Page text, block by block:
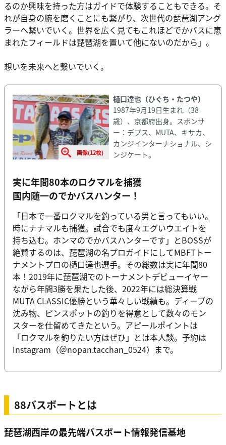
るのか興味を持った方はガイドで体験することもできる。そ
れが自身の腕を磨くことにも繋がり、次世代の琵琶湖アング
ラーへ繋いでいく。世界を広く見てもこれほどでかバスに恵
まれたフィールドは琵琶湖を置いて他にないのだから」。
想いを未来へと繋いでいく。
画像(12枚)
樋口達也（ひぐち・たつや）
1987年9月19日生まれ（38
歳）、京都府出身。スポンサ
ー：デプス、MUTA、キサカ、
カンジインターナショナル、シ
ンジケート。
実に年間80本のロクマルを捕獲
国内随一のでかバスハンター！
「日本で一番ロクマルを釣っている男と言ってもいい。
時にナナマルも捕獲。試合でも度々エグいウエイトを
持ち込む。ホンマのでかバスハンターです」とBOSSが
絶賛するのは、琵琶湖の名プロガイドにしてMBFTトー
ナメントプロの樋口達也選手。その総数は実に年間80
本！2019年に琵琶湖でのトーナメントデビューイヤー
ながら年間3勝を果たした後、2022年には総決算戦
MUTA CLASSIC優勝という華々しい戦績も。ディープの
沈み物、ピンスポットの釣りを得意として数々のモン
スターを仕留めてきたという。アピールポイントは
「ロクマルを釣りたい方はぜひ」とは本人談。予約は
Instagram（＠nopan.tacchan_0524）まで。
88バスボートとは
琵琶湖西岸の最先端バスボート情報発信基地